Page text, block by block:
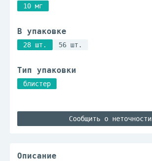
10 мг
В упаковке
28 шт. 56 шт.
Тип упаковки
блистер
Сообщить о неточности
Описание